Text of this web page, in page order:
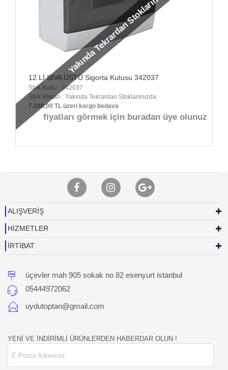
12 Lİ SIVA ÜSTÜ Sigorta Kutusu 342037
Stok Kodu : 342037
Stok Miktarı : Yakında Tekrardan Stoklarımızda
7.500,00 TL üzeri kargo bedava
Yakında Tekrardan Stoklarımızda
fiyatları görmek için buradan üye olunuz
ALIŞVERİŞ
HİZMETLER
İRTİBAT
üçevler mah 905 sokak no 82 esenyurt istanbul
05444972062
uydutoptan@gmail.com
YENİ VE İNDİRİMLİ ÜRÜNLERDEN HABERDAR OLUN !